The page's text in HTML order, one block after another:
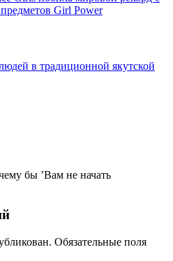
Girl Power
в традиционной якутской
бы ’Вам не начать
Обязательные поля